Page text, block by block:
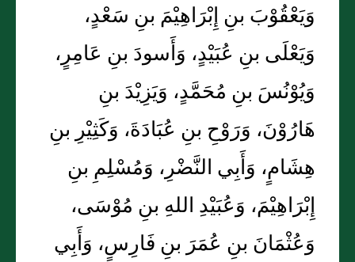
وَيَعْقُوْبَ بنِ إِبْرَاهِيْمَ بنِ سَعْدٍ،
وَيَعْلَى بنِ عُبَيْدٍ، وَأَسودَ بنِ عَامِرٍ،
وَيُوْنُسَ بنِ مُحَمَّدٍ، وَيَزِيْدَ بنِ
هَارُوْنَ، وَرَوْحِ بنِ عُبَادَةَ، وَكَثِيْرِ بنِ
هِشَامٍ، وَأَبِي النَّضْرِ، وَمُسْلِمِ بنِ
إِبْرَاهِيْمَ، وَعُبَيْدِ اللهِ بنِ مُوْسَى،
وَعُثْمَانَ بنِ عُمَرَ بنِ فَارِسٍ، وَأَبِي